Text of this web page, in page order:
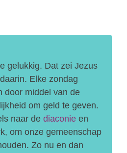
gelukkig. Dat zei Jezus
Elke zondag
door middel van de
om geld te geven.
naar de diaconie en
om onze gemeenschap
Zo nu en dan